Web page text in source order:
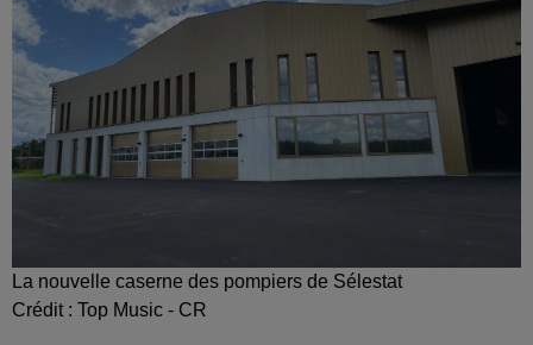
La nouvelle caserne des pompiers de Sélestat
Crédit : Top Music - CR